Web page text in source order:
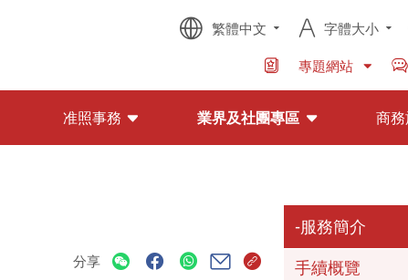
繁體中文 字體大小
專題網站
准照事務 業界及社團專區 商
分享
服務簡介
手續概覽